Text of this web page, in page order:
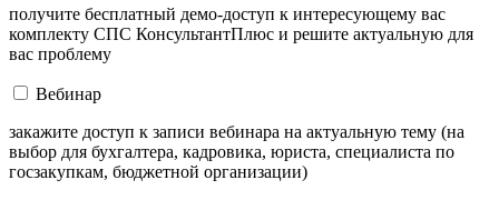
получите бесплатный демо-доступ к интересующему вас
комплекту СПС КонсультантПлюс и решите актуальную для
вас проблему
Вебинар
закажите доступ к записи вебинара на актуальную тему (на
выбор для бухгалтера, кадровика, юриста, специалиста по
госзакупкам, бюджетной организации)